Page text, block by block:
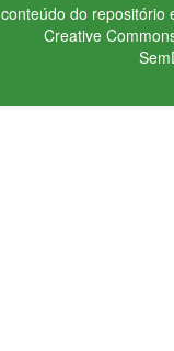
do repositório
Creative